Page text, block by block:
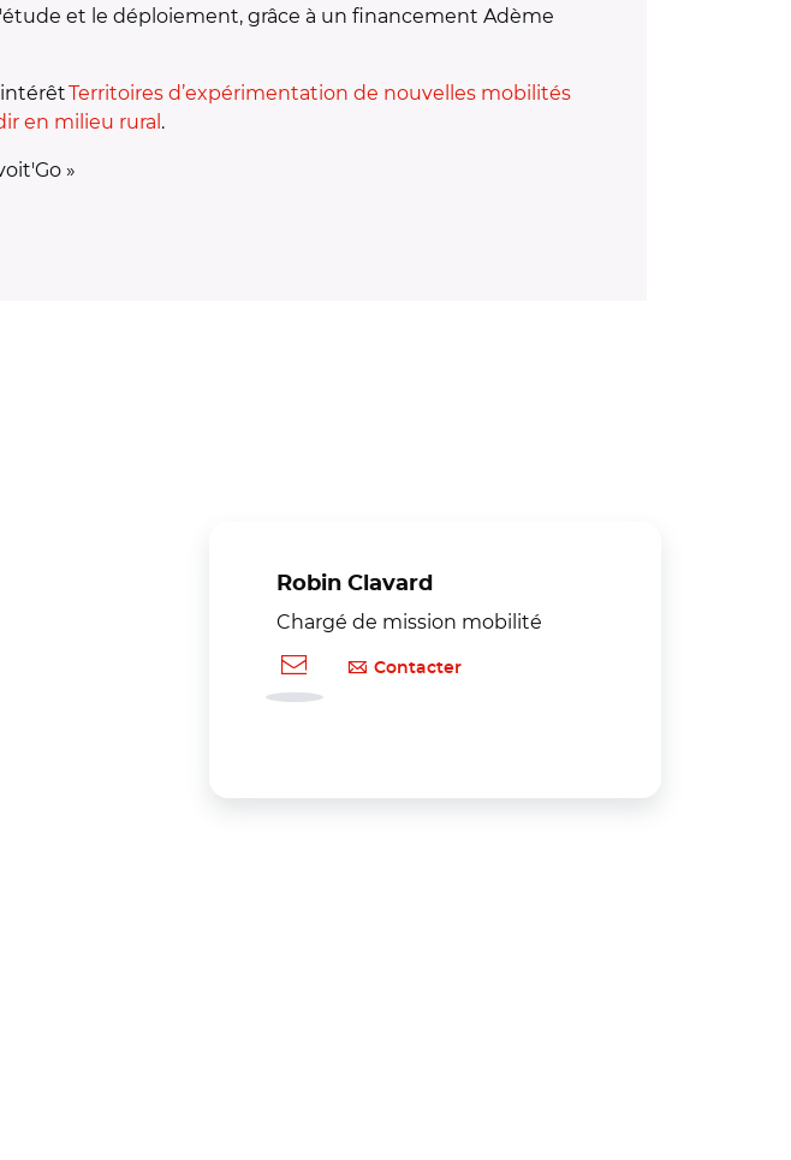
et le déploiement, grâce à un financement Adème
Territoires d’expérimentation de nouvelles mobilités
en milieu rural .
»
Robin Clavard
Chargé de mission mobilité
Contacter